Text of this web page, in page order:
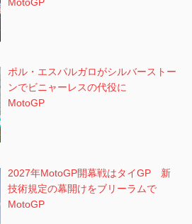
ポル・エスパルガロがシルバーストー
ンでビニャーレスの代役に
MotoGP
2027年MotoGP開幕戦はタイGP 新
技術規定の幕開けをブリーラムで
MotoGP